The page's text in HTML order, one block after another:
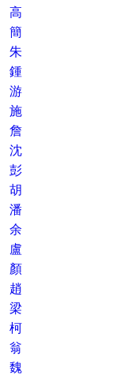
高
簡
朱
鍾
游
施
詹
沈
彭
胡
潘
余
盧
顏
趙
梁
柯
翁
魏